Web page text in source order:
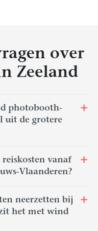
over
Zeeland
photobooth-
uit de grotere
vanaf
Vlaanderen?
neerzetten bij
het met wind